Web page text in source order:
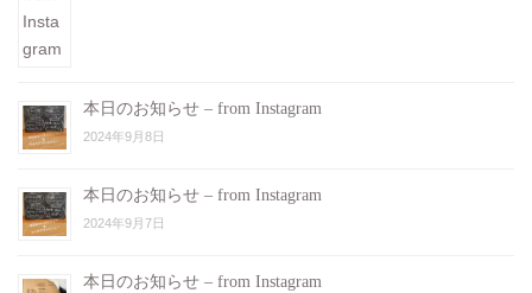
本日のお知らせ – from Instagram
2024年9月8日
本日のお知らせ – from Instagram
2024年9月7日
本日のお知らせ – from Instagram